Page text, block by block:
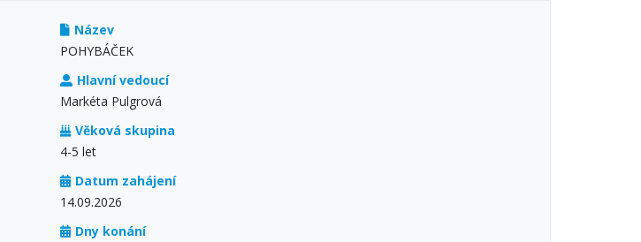
Název
POHYBÁČEK
Hlavní vedoucí
Markéta Pulgrová
Věková skupina
4-5 let
Datum zahájení
14.09.2026
Dny konání